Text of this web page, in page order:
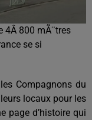
4Â 800 mÃ¨tres
se si
Compagnons du
locaux pour les
page d’histoire qui